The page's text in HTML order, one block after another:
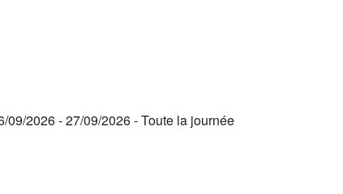
09/2026 - 27/09/2026 - Toute la journée